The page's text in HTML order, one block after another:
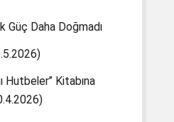
Güç Daha Doğmadı
Hutbeler” Kitabına